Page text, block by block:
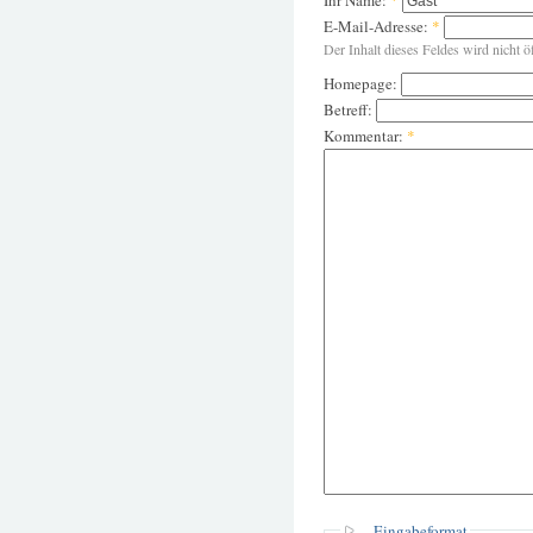
E-Mail-Adresse: *
Der Inhalt dieses Feldes wird nicht
Homepage:
Betreff:
Kommentar: *